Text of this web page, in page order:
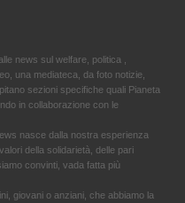
news sul welfare, politica ,
una mediateca, da foto notizie,
sezioni specifiche quali Pianeta
in collaborazione con le
nasce dalla nostra esperienza
della solidarietà, delle pari
convinti, vada fatta più
giovani o anziani, che abbiamo la